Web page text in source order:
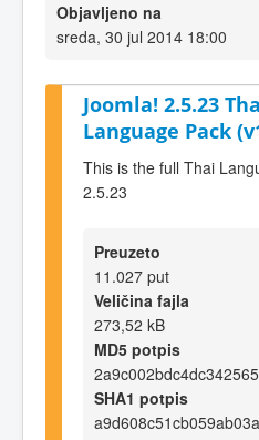
Objavljeno na
sreda, 30 jul 2014 18:00
Joomla! 2.5.23
Language Pack
This is the full Thai
2.5.23
Preuzeto
11.027 put
Veličina fajla
273,52 kB
MD5 potpis
SHA1 potpis